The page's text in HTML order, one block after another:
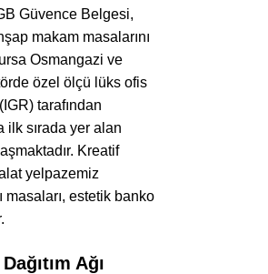
Güvence Belgesi,
makam masalarını
Osmangazi ve
özel ölçü lüks ofis
tarafından
ilk sırada yer alan
Kreatif
yelpazemiz
masaları, estetik banko
Ağı